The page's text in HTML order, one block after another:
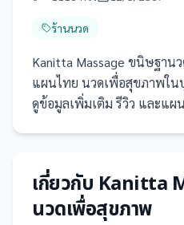
ร้านนวด
Kanitta Massage ขนิษฐาน
แผนไทย นวดเพื่อสุขภาพใน
ดูข้อมูลเพิ่มเติม รีวิว และแผ
เกี่ยวกับ Kanitta
นวดเพื่อสุขภาพ